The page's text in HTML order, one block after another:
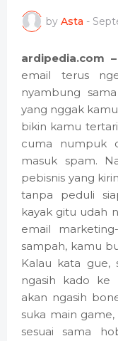
by Asta -
ardipedia.com –
email terus
nyambung
yang nggak
bikin kamu
cuma numpuk
masuk spam.
pebisnis yang
tanpa peduli
kayak gitu udah
email
sampah, kamu
Kalau kata gue,
ngasih kado ke
akan ngasih
suka main
sesuai sama